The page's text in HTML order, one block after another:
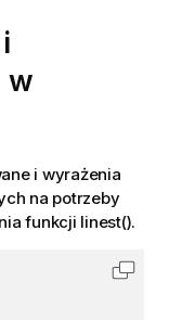
w
i wyrażenia
na potrzeby
funkcji linest().